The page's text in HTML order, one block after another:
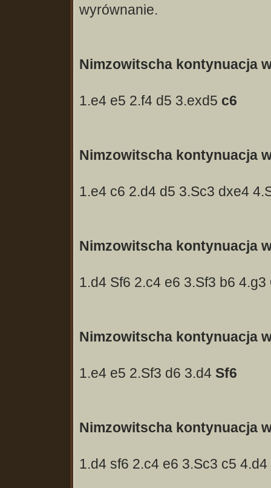
wyrównanie.
Nimzowitscha kontynuacja
1.e4 e5 2.f4 d5 3.exd5 c6
Nimzowitscha kontynuacja
1.e4 c6 2.d4 d5 3.Sc3 dxe4
Nimzowitscha kontynuacja
1.d4 Sf6 2.c4 e6 3.Sf3 b6 4.g3
Nimzowitscha kontynuacja
1.e4 e5 2.Sf3 d6 3.d4 Sf6
Nimzowitscha kontynuacja
1.d4 sf6 2.c4 e6 3.Sc3 c5